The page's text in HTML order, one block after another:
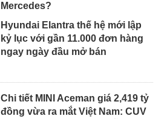
Mercedes?
Hyundai Elantra thế hệ mới lập
kỷ lục với gần 11.000 đơn hàng
ngay ngày đầu mở bán
Chi tiết MINI Aceman giá 2,419 tỷ
đồng vừa ra mắt Việt Nam: CUV